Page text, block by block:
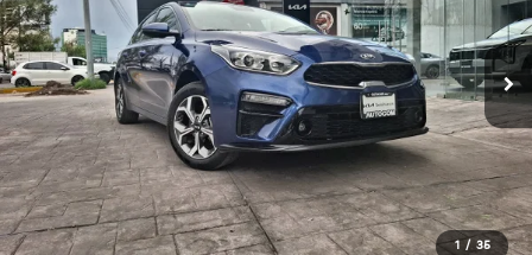
1 / 35